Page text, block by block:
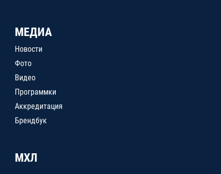
МЕДИА
Новости
Фото
Видео
Программки
Аккредитация
Брендбук
МХЛ